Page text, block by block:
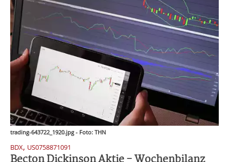
trading-643722_1920.jpg - Foto: THN
BDX, US0758871091